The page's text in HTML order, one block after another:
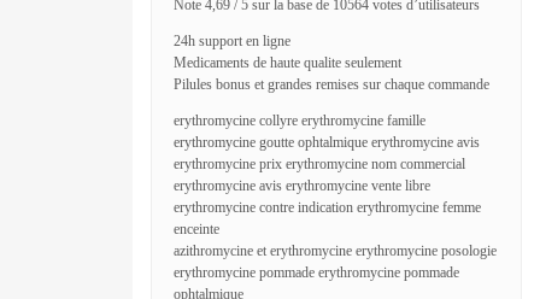
Note 4,69 / 5 sur la base de 10564 votes d’utilisateurs
24h support en ligne
Medicaments de haute qualite seulement
Pilules bonus et grandes remises sur chaque commande
erythromycine collyre erythromycine famille
erythromycine goutte ophtalmique erythromycine avis
erythromycine prix erythromycine nom commercial
erythromycine avis erythromycine vente libre
erythromycine contre indication erythromycine femme
enceinte
azithromycine et erythromycine erythromycine posologie
erythromycine pommade erythromycine pommade
ophtalmique